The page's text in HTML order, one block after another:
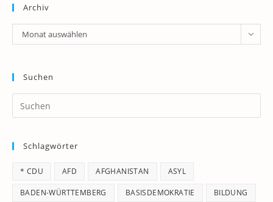
Archiv
Archiv
Monat auswählen
Suchen
Schlagwörter
* CDU AFD AFGHANISTAN ASYL
BADEN-WÜRTTEMBERG BASISDEMOKRATIE BILDUNG